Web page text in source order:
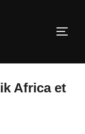
Africa et